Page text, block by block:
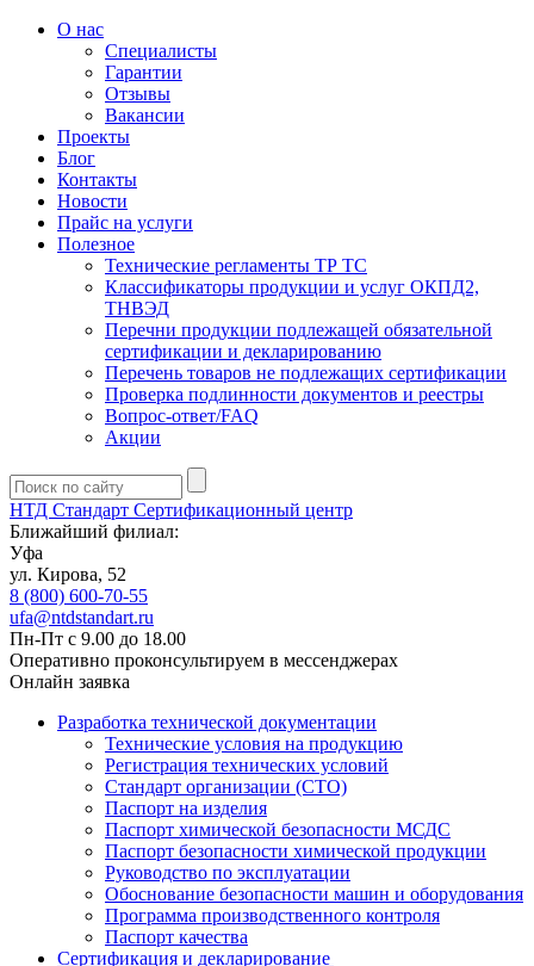
О нас
Специалисты
Гарантии
Отзывы
Вакансии
Проекты
Блог
Контакты
Новости
Прайс на услуги
Полезное
Технические регламенты ТР ТС
Классификаторы продукции и услуг ОКПД2,
ТНВЭД
Перечни продукции подлежащей обязательной
сертификации и декларированию
Перечень товаров не подлежащих сертификации
Проверка подлинности документов и реестры
Вопрос-ответ/FAQ
Акции
НТД Стандарт Сертификационный центр
Ближайший филиал:
Уфа
ул. ​​Кирова, 52
8 (800) 600-70-55
ufa@ntdstandart.ru
Пн-Пт с 9.00 до 18.00
Оперативно проконсультируем в мессенджерах
Онлайн заявка
Разработка технической документации
Технические условия на продукцию
Регистрация технических условий
Стандарт организации (СТО)
Паспорт на изделия
Паспорт химической безопасности МСДС
Паспорт безопасности химической продукции
Руководство по эксплуатации
Обоснование безопасности машин и оборудования
Программа производственного контроля
Паспорт качества
Сертификация и декларирование